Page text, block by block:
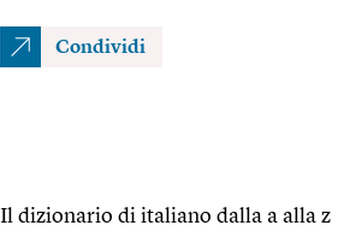
Condividi
Il dizionario di italiano dalla a alla z